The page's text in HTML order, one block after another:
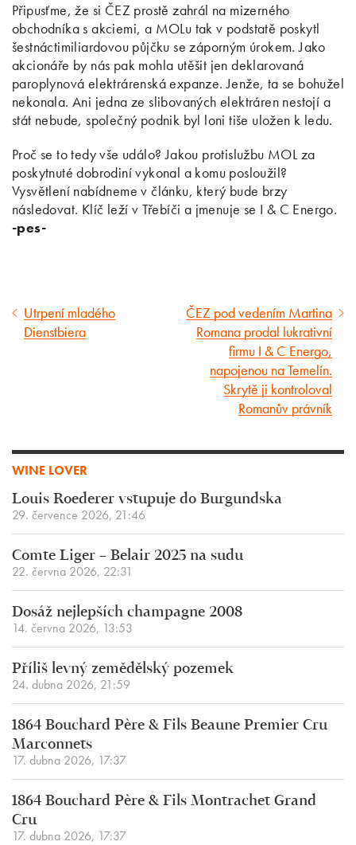
Připusťme, že si ČEZ prostě zahrál na mizerného
obchodníka s akciemi, a MOLu tak v podstatě poskytl
šestnáctimiliardovou půjčku se záporným úrokem. Jako
akcionáře by nás pak mohla utěšit jen deklarovaná
paroplynová elektrárenská expanze. Jenže, ta se bohužel
nekonala. Ani jedna ze slibovaných elektráren nestojí a
stát nebude, společný podnik byl loni tiše uložen k ledu.
Proč se to tedy vše událo? Jakou protislužbu MOL za
poskytnuté dobrodiní vykonal a komu posloužil?
Vysvětlení nabídneme v článku, který bude brzy
následovat. Klíč leží v Třebíči a jmenuje se I & C Energo.
-pes-
Předcházející
článek
Utrpení mladého
Dienstbiera
Následující
článek
ČEZ pod vedením Martina
Romana prodal lukrativní
firmu I & C Energo,
napojenou na Temelín.
Skrytě ji kontroloval
Romanův právník
WINE LOVER
Louis Roederer vstupuje do Burgundska
29. července 2026, 21:46
Comte Liger – Belair 2025 na sudu
22. června 2026, 22:31
Dosáž nejlepších champagne 2008
14. června 2026, 13:53
Příliš levný zemědělský pozemek
24. dubna 2026, 21:59
1864 Bouchard Père & Fils Beaune Premier Cru
Marconnets
17. dubna 2026, 17:37
1864 Bouchard Père & Fils Montrachet Grand
Cru
17. dubna 2026, 17:37